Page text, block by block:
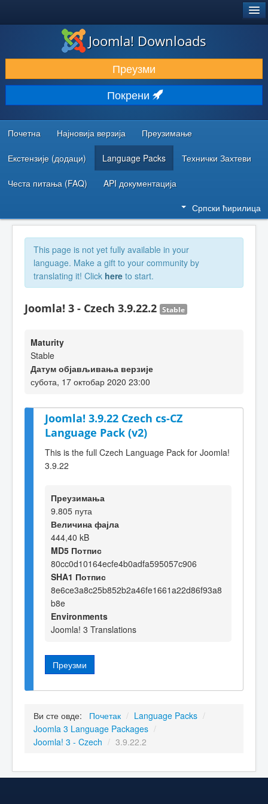
ПРЕУЗИМАЊЕ И ПРОШИРЕЊА (ЕКСТЕНЗИЈЕ)
ОТКРИЈТЕ И НАУЧИТЕ
ЗАЈЕДНИЦА И ПОДРШКА
РЕСУРСИ ЗА РАЗВОЈ
Joomla! Downloads
Преузми
Покрени
Почетна Најновија верзија Преузимање
Екстензије (додаци) Language Packs Технички Захтеви
Честа питања (FAQ) API документација
Српски ћирилица
This page is not yet fully available in your
language. Make a gift to your community by
translating it! Click here to start.
Joomla! 3 - Czech 3.9.22.2 Stable
Maturity
Stable
Датум објављивања верзије
субота, 17 октобар 2020 23:00
Joomla! 3.9.22 Czech cs-CZ
Language Pack (v2)
This is the full Czech Language Pack for Joomla!
3.9.22
Преузимања
9.805 пута
Величина фајла
444,40 kB
MD5 Потпис
80cc0d10164ecfe4b0adfa595057c906
SHA1 Потпис
8e6ce3a8c25b852b2a46fe1661a22d86f93a8
b8e
Environments
Joomla! 3 Translations
Преузми
Ви сте овде: Почетак / Language Packs /
Joomla 3 Language Packages /
Joomla! 3 - Czech / 3.9.22.2